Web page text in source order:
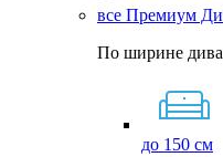
все Премиум
По ширине
до 150 см